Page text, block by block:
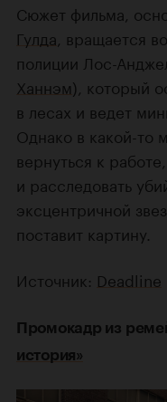
Сюжет фильма,
Гулда , вращается
полиции Лос-
Ханнэм), который
в лесах и ведет
Однако в какой-то
вернуться к
и расследовать
эксцентричной
поставит картину.
Источник: Deadline
Промокадр из
история»